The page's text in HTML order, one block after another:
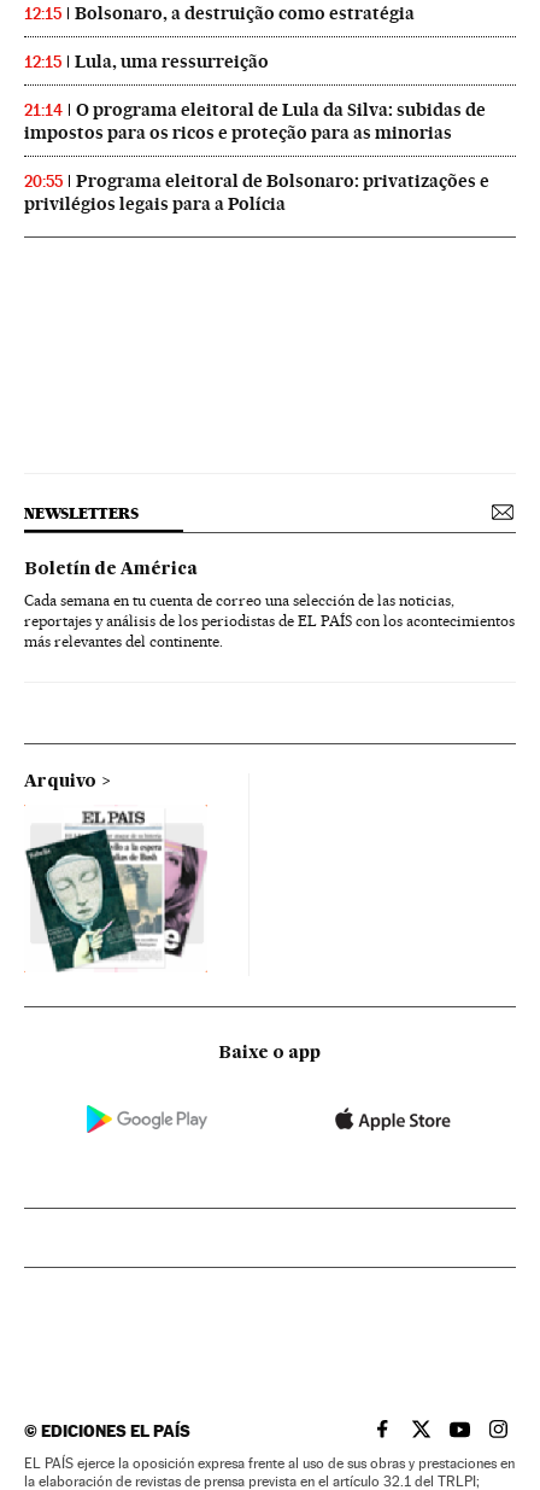
12:15 Bolsonaro, a destruição como estratégia
12:15 Lula, uma ressurreição
21:14
O programa eleitoral de Lula da Silva: subidas de
impostos para os ricos e proteção para as minorias
20:55
Programa eleitoral de Bolsonaro: privatizações e
privilégios legais para a Polícia
NEWSLETTERS
Boletín de América
Cada semana en tu cuenta de correo una selección de las noticias,
reportajes y análisis de los periodistas de EL PAÍS con los acontecimientos
más relevantes del continente.
Arquivo
Baixe o app
©EDICIONES EL PAÍS EL PAÍS BRASIL EN
EL PAÍSEL PAÍS
EL
EL PAÍS ejerce la oposición expresa frente al uso de sus obras y prestaciones en
la elaboración de revistas de prensa prevista en el artículo 32.1 del TRLPI;